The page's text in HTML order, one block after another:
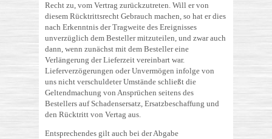
Recht zu, vom Vertrag zurückzutreten. Will er von
diesem Rücktrittsrecht Gebrauch machen, so hat er dies
nach Erkenntnis der Tragweite des Ereignisses
unverzüglich dem Besteller mitzuteilen, und zwar auch
dann, wenn zunächst mit dem Besteller eine
Verlängerung der Lieferzeit vereinbart war.
Lieferverzögerungen oder Unvermögen infolge von
uns nicht verschuldeter Umstände schließt die
Geltendmachung von Ansprüchen seitens des
Bestellers auf Schadensersatz, Ersatzbeschaffung und
den Rücktritt von Vertag aus.
Entsprechendes gilt auch bei der Abgabe